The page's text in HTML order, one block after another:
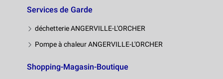
Services de Garde
déchetterie ANGERVILLE-L'ORCHER
Pompe à chaleur ANGERVILLE-L'ORCHER
Shopping-Magasin-Boutique